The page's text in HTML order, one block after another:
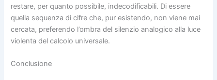
restare, per quanto possibile, indecodificabili. Di essere
quella sequenza di cifre che, pur esistendo, non viene mai
cercata, preferendo l’ombra del silenzio analogico alla luce
violenta del calcolo universale.
Conclusione